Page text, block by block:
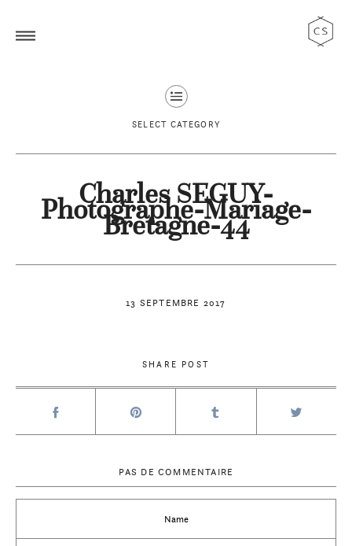
SELECT CATEGORY
13 SEPTEMBRE 2017
Charles SEGUY-
Photographe-Mariage-
Bretagne-44
SHARE POST
PAS DE COMMENTAIRE